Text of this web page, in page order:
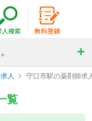
人 守口市駅の薬剤師求
覧